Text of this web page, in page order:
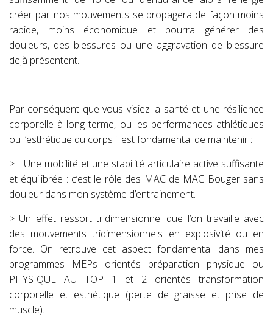
créer par nos mouvements se propagera de façon moins
rapide, moins économique et pourra générer des
douleurs, des blessures ou une aggravation de blessure
dejà présentent.
Par conséquent que vous visiez la santé et une résilience
corporelle à long terme, ou les performances athlétiques
ou l’esthétique du corps il est fondamental de maintenir :
>
Une mobilité et une stabilité articulaire active suffisante
et équilibrée : c’est le rôle des MAC de MAC Bouger sans
douleur dans mon système d’entrainement.
> Un effet ressort tridimensionnel que l’on travaille avec
des mouvements tridimensionnels en explosivité ou en
force. On retrouve cet aspect fondamental dans mes
programmes MEPs orientés préparation physique ou
PHYSIQUE AU TOP 1 et 2 orientés transformation
corporelle et esthétique (perte de graisse et prise de
muscle).